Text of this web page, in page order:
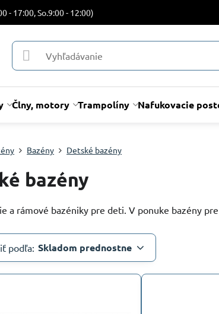
- 17:00, So.9:00 - 12:00)
Člny, motory Trampolíny Nafukovacie
Bazény Detské bazény
bazény
a rámové bazéniky pre deti. V ponuke bazény
podľa: Skladom prednostne